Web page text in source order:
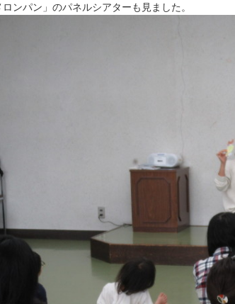
ロンパン」のパネルシアターも見ました。